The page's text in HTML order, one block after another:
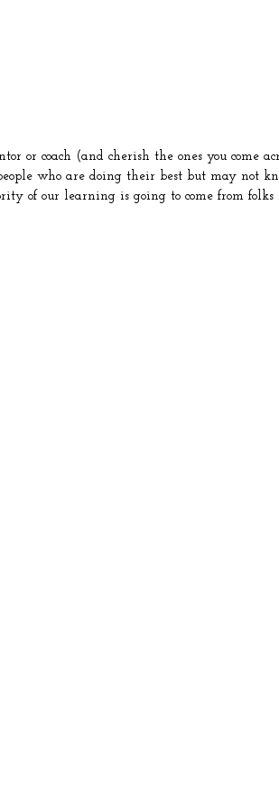
or coach (and cherish the ones you come
who are doing their best but may not
of our learning is going to come from folks